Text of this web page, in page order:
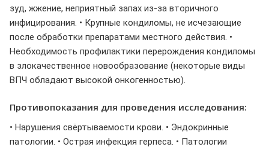
зуд, жжение, неприятный запах из-за вторичного
инфицирования. • Крупные кондиломы, не исчезающие
после обработки препаратами местного действия. •
Необходимость профилактики перерождения кондиломы
в злокачественное новообразование (некоторые виды
ВПЧ обладают высокой онкогенностью).
Противопоказания для проведения исследования:
• Нарушения свёртываемости крови. • Эндокринные
патологии. • Острая инфекция герпеса. • Патологии